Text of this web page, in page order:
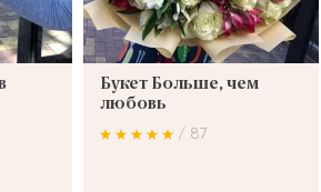
Букет Больше, чем
любовь
/ 87